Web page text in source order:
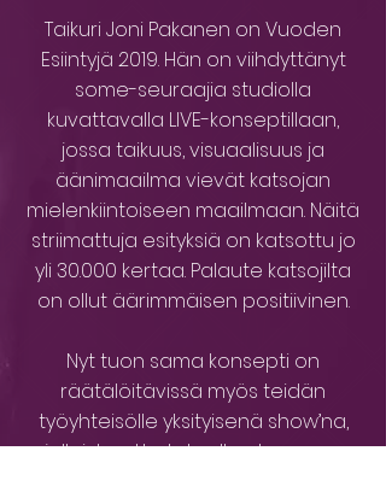
Taikuri Joni Pakanen on Vuoden
Esiintyjä 2019. Hän on viihdyttänyt
some-seuraajia studiolla
kuvattavalla LIVE-konseptillaan,
jossa taikuus, visuaalisuus ja
äänimaailma vievät katsojan
mielenkiintoiseen maailmaan. Näitä
striimattuja esityksiä on katsottu jo
yli 30.000 kertaa. Palaute katsojilta
on ollut äärimmäisen positiivinen.
Nyt tuon sama konsepti on
räätälöitävissä myös teidän
työyhteisölle yksityisenä show’na,
jollaista ette takuulla ole ennen